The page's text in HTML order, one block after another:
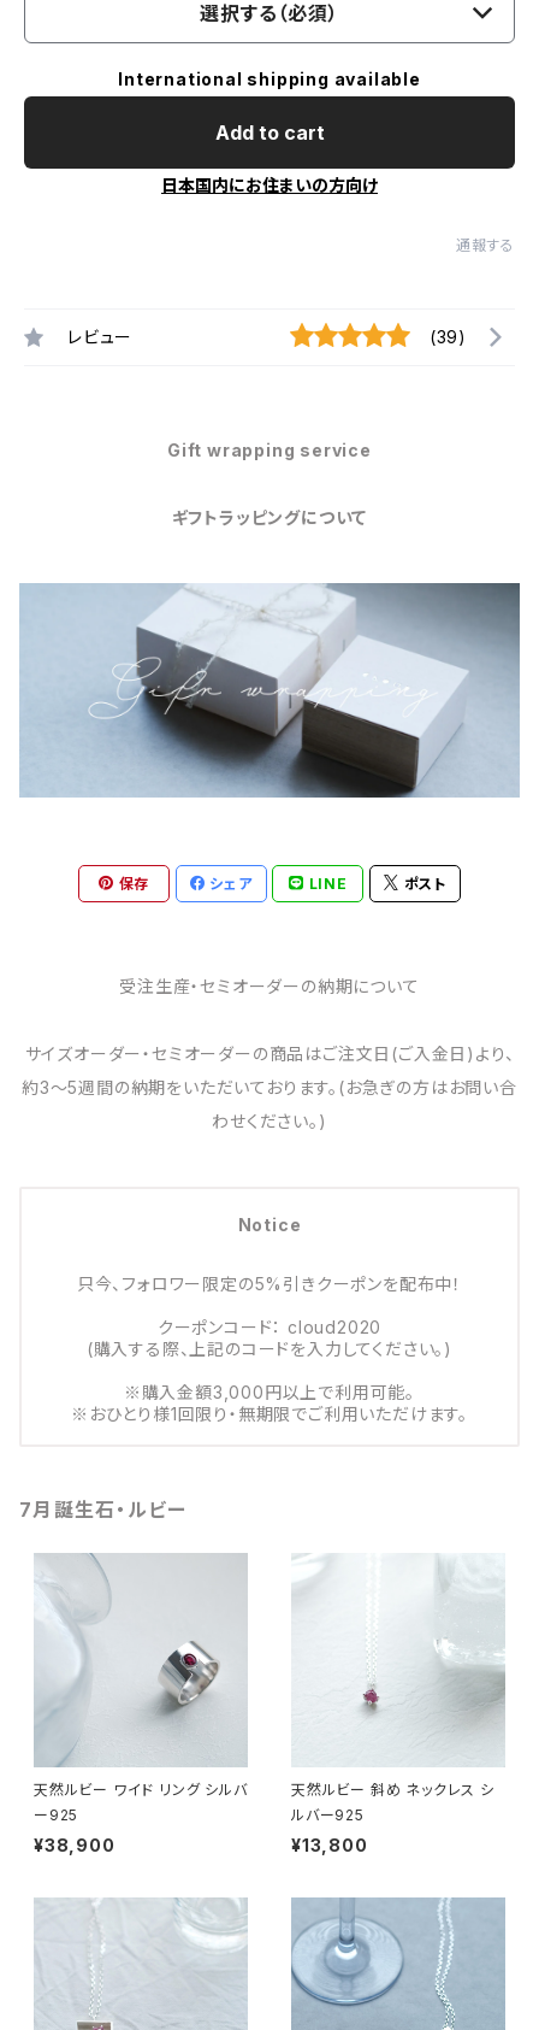
選択する（必須）
International shipping available
Add to cart
日本国内にお住まいの方向け
通報する
レビュー (39)
Gift wrapping service
ギフトラッピングについて
保存 シェア LINE ポスト
受注生産・セミオーダーの納期について
サイズオーダー・セミオーダーの商品はご注文日(ご入金日)より、
約3～5週間の納期をいただいております。(お急ぎの方はお問い合
わせください。)
Notice
只今、フォロワー限定の5%引きクーポンを配布中！
クーポンコード： cloud2020
(購入する際、上記のコードを入力してください。)
※購入金額3,000円以上で利用可能。
※おひとり様1回限り・無期限でご利用いただけます。
7月誕生石・ルビー
天然ルビー ワイド リング シルバ
ー925
¥38,900
天然ルビー 斜め ネックレス シ
ルバー925
¥13,800